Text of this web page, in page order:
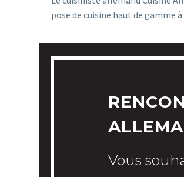
pose de cuisine haut de gamme
Vous